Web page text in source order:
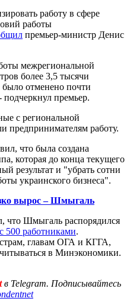
работу в сфере
работы
премьер-министр Денис
межрегиональной
более 3,5 тысячи
было отменено почти
премьер.
с региональной
предпринимателям работу.
что была создана
которая до конца текущего
результат и "убрать сотни
украинского бизнеса".
вырос – Шмыгаль
что Шмыгаль распорядился
500 работниками.
главам ОГА и КГГА,
в Минэкономики.
в Telegram. Подписывайтесь